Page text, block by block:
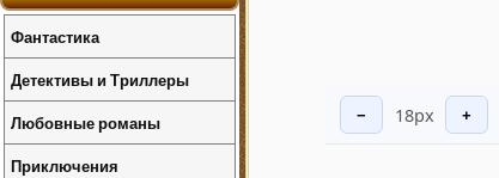
− 18px +
Фантастика
Детективы и Триллеры
Любовные романы
Приключения